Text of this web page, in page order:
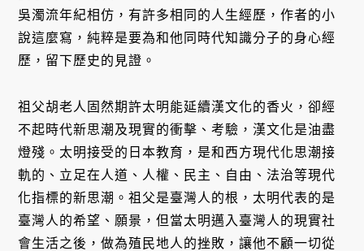
吳濁流年紀相仿，有許多相同的人生經歷，作者的小
說這麼寫，純粹是要為和他同時代知識分子的身心經
歷，留下歷史的見證。
祖父胡老人固然期許太明能延續漢文化的香火，卻經
不起時代新思潮及現實的衝擊、考驗，漢文化是油盡
燈殘。太明接受的日本教育，是和西方現代化思潮接
軌的、立足在人道、人權、民主、自由、法治等現代
化指標的新思潮。祖父是臺灣人的根，太明代表的是
臺灣人的希望、願景，但當太明邁入臺灣人的現實社
會生活之後，做為殖民地人的挫敗，讓他不顧一切從